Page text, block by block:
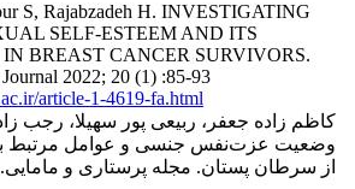
S, Rajabzadeh H. INVESTIGATING
SELF-ESTEEM AND ITS
IN BREAST CANCER SURVIVORS.
Journal 2022; 20 (1) :85-93
article-1-4619-fa.html
کاظم زاده جعفر، ربیعی پور سهیلا، رجب
وضعیت عزت‌نفس جنسی و عوامل مرتبط با
از سرطان پستان. مجله پرستاری و مامایی. ۱۴۰۱; ۲۰ (۱) :۸۵-۹۳